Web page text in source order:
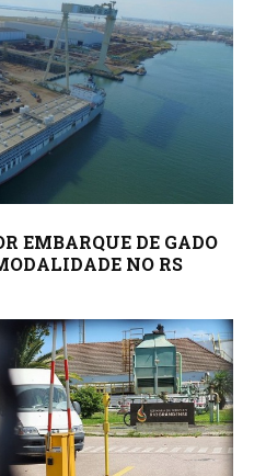
EMBARQUE DE GADO
NO RS